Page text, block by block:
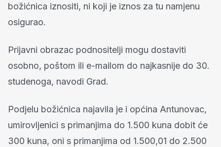
božićnica iznositi, ni koji je iznos za tu namjenu
osigurao.
Prijavni obrazac podnositelji mogu dostaviti
osobno, poštom ili e-mailom do najkasnije do 30.
studenoga, navodi Grad.
Podjelu božićnica najavila je i općina Antunovac,
umirovljenici s primanjima do 1.500 kuna dobit će
300 kuna, oni s primanjima od 1.500,01 do 2.500